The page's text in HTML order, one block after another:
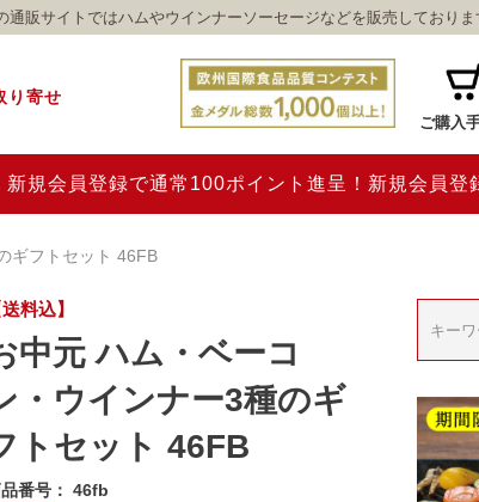
販サイトではハムやウインナーソーセージなどを販売しておりま
り寄せ
ご購入
規会員登録で通常100ポイント進呈！新規会員登
ギフトセット 46FB
送料込】
中元 ハム・ベーコ
・ウインナー3種のギ
トセット 46FB
番号 46fb